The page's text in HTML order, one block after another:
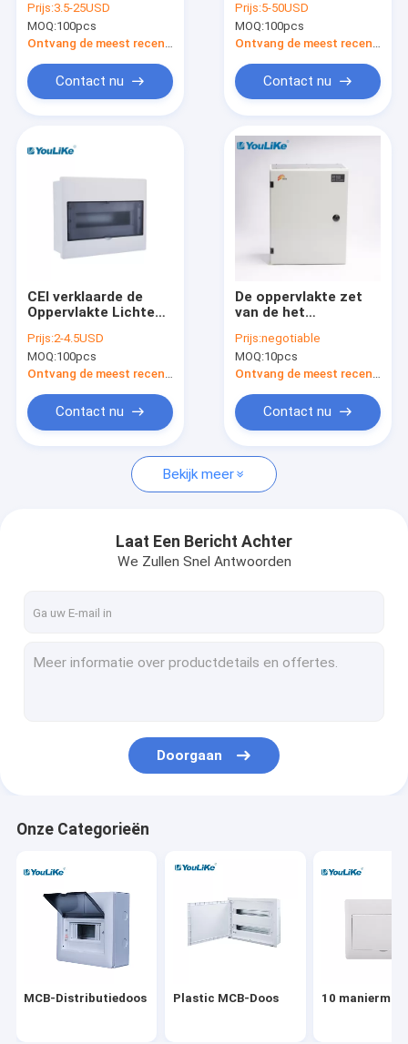
Ongeveer ons
Fabrieksreis
Nieuws
Gevallen
MCB-Distributiedoos
10 maniermcb Doos
Enige Fasemcb Doos
Gelijk zet Distributiedoos op
Het openluchtcomité van de Machtsdistributie
Equipotentiale Doos
Elektrometaal de
Distributiedoos 42
Manier
Prijs:3.5-25USD
MOQ:100pcs
Ontvang de meest recente Prijs
Contact nu
Fasedistributie
Manier
Prijs:5-50USD
MOQ:100pcs
Ontvang de meest recente Prijs
Contact nu
CEI verklaarde de
Oppervlakte Lichte
met Metaaldin Spoor
opzet
Prijs:2-4.5USD
MOQ:100pcs
Ontvang de meest recente Prijs
Contact nu
De oppervlakte zet
van de het
Elektromacht van de
Elektromateriaal
Enige fase de
Prijs:negotiable
MOQ:10pcs
Ontvang de meest recente Prijs
Contact nu
Bekijk meer
Laat Een Bericht Achter
We Zullen Snel Antwoorden
Doorgaan
Onze Categorieën
MCB-Distributiedoos Plastic MCB-Doos 10 maniermcb